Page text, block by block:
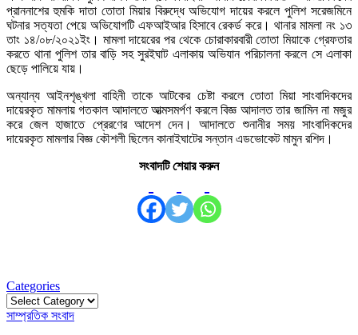
প্রাননাশের হুমকি দাতা তোতা মিয়ার বিরুদ্ধে অভিযোগ দায়ের করলে পুলিশ সরেজমিনে
ঘটনার সত্যতা পেয়ে অভিযোগটি এফআইআর হিসাবে রেকর্ড করে। থানার মামলা নং ১৩
তাং ১৪/০৮/২০২১ইং। মামলা দায়েরের পর থেকে চোরাকারবারী তোতা মিয়াকে গ্রেফতার
করতে থানা পুলিশ তার বাড়ি সহ সুরইঘাট এলাকায় অভিযান পরিচালনা করলে সে এলাকা
ছেড়ে পালিয়ে যায়।
অন্যান্য আইনশৃঙ্খলা বাহিনী তাকে আটকের চেষ্টা করলে তোতা মিয়া সাংবাদিকদের
দায়েরকৃত মামলায় গতকাল আদালতে আত্মসমর্পণ করলে বিজ্ঞ আদালত তার জামিন না মজুর
করে জেল হাজাতে প্রেরণের আদেশ দেন। আদালতে শুনানীর সময় সাংবাদিকদের
দায়েরকৃত মামলার বিজ্ঞ কৌশলী ছিলেন কানাইঘাটের সন্তান এডভোকেট মামুন রশিদ।
সংবাদটি শেয়ার করুন
Categories
Categories
সাম্প্রতিক সংবাদ